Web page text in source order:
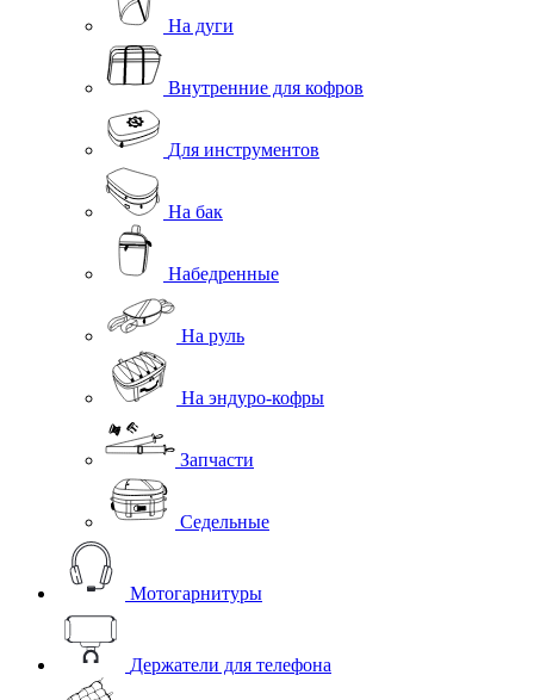
На дуги
Внутренние для кофров
Для инструментов
На бак
Набедренные
На руль
На эндуро-кофры
Запчасти
Седельные
Мотогарнитуры
Держатели для телефона